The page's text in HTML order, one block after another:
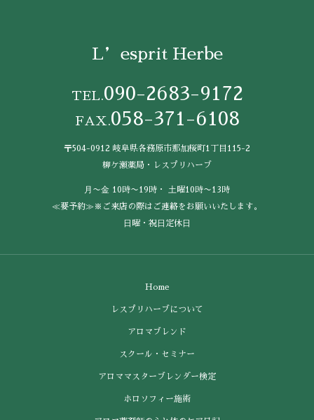
L’esprit Herbe
TEL.090-2683-9172
FAX.058-371-6108
〒504-0912 岐阜県各務原市那加桜町1丁目115-2
柳ケ瀬薬局・レスプリハーブ
⽉〜⾦ 10時〜19時・ ⼟曜10時〜13時
≪要予約≫※ご来店の際はご連絡をお願いいたします。
⽇曜・祝⽇定休⽇
Home
レスプリハーブについて
アロマブレンド
スクール・セミナー
アロママスターブレンダー検定
ホロソフィー施術